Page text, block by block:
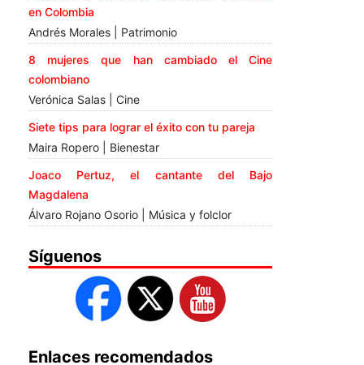
en Colombia
Andrés Morales | Patrimonio
8 mujeres que han cambiado el Cine
colombiano
Verónica Salas | Cine
Siete tips para lograr el éxito con tu pareja
Maira Ropero | Bienestar
Joaco Pertuz, el cantante del Bajo
Magdalena
Álvaro Rojano Osorio | Música y folclor
Síguenos
Enlaces recomendados